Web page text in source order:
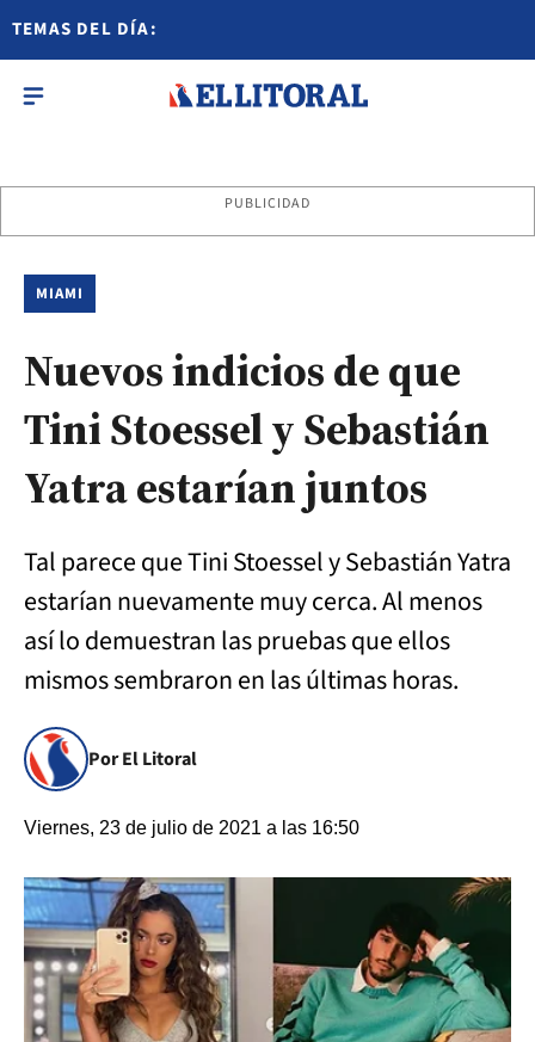
TEMAS DEL DÍA:
PUBLICIDAD
MIAMI
Nuevos indicios de que
Tini Stoessel y Sebastián
Yatra estarían juntos
Tal parece que Tini Stoessel y Sebastián Yatra
estarían nuevamente muy cerca. Al menos
así lo demuestran las pruebas que ellos
mismos sembraron en las últimas horas.
Por El Litoral
Viernes, 23 de julio de 2021 a las 16:50